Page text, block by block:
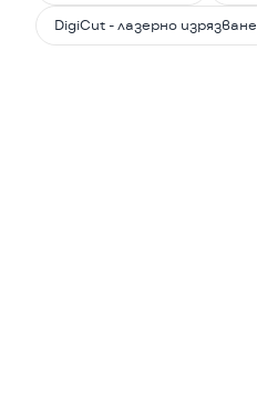
DigiCut - лазерно изрязване